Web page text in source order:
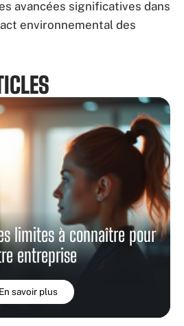
avancées significatives dans
environnemental des
limites à connaître pour
entreprise
En savoir plus